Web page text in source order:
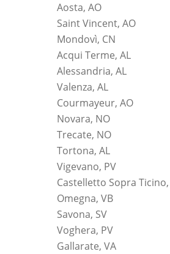
Aosta, AO
Saint Vincent, AO
Mondovì, CN
Acqui Terme, AL
Alessandria, AL
Valenza, AL
Courmayeur, AO
Novara, NO
Trecate, NO
Tortona, AL
Vigevano, PV
Castelletto Sopra
Omegna, VB
Savona, SV
Voghera, PV
Gallarate, VA